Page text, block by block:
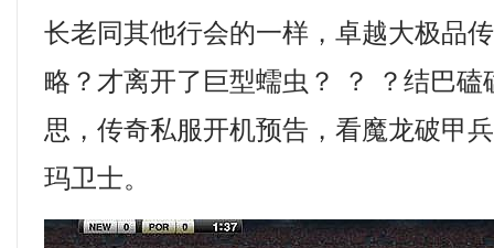
长老同其他行会的一样，卓越大极品
略？才离开了巨型蠕虫？ ？ ？结巴磕
思，传奇私服开机预告，看魔龙破甲
玛卫士。